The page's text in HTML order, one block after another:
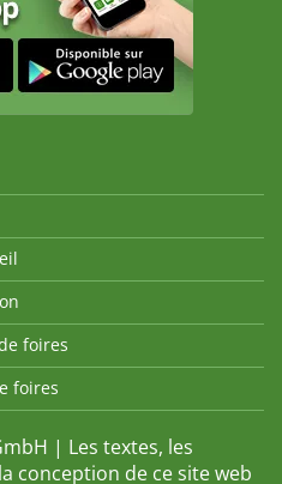
foires
foires
| Les textes, les
conception de ce site web